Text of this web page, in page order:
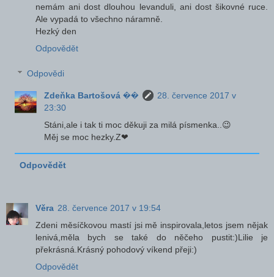
nemám ani dost dlouhou levanduli, ani dost šikovné ruce.
Ale vypadá to všechno náramně.
Hezký den
Odpovědět
Odpovědi
Zdeňka Bartošová ��
28. července 2017 v
23:30
Stáni,ale i tak ti moc děkuji za milá písmenka..😉
Měj se moc hezky.Z❤
Odpovědět
Věra 28. července 2017 v 19:54
Zdeni měsíčkovou mastí jsi mě inspirovala,letos jsem nějak
lenivá,měla bych se také do něčeho pustit:)Lilie je
překrásná.Krásný pohodový víkend přeji:)
Odpovědět